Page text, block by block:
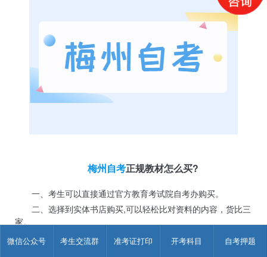
微信公众号 考生交流群 准考证打印 开考科目 自考押题
梅州自考正规教材怎么买?
一、考生可以直接通过官方教育考试院自考办购买。
二、选择到实体书店购买,可以轻松比对资料的内容，货比三
家。
三、也可以选择网购，会比较实惠一点。